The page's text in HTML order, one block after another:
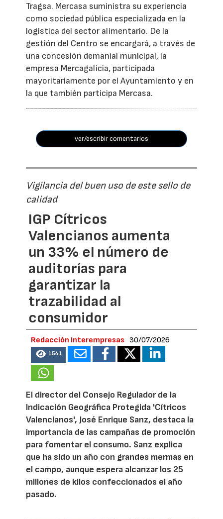
Tragsa. Mercasa suministra su experiencia
como sociedad pública especializada en la
logística del sector alimentario. De la
gestión del Centro se encargará, a través de
una concesión demanial municipal, la
empresa Mercagalicia, participada
mayoritariamente por el Ayuntamiento y en
la que también participa Mercasa.
ver/escribir comentarios
Vigilancia del buen uso de este sello de
calidad
IGP Cítricos
Valencianos aumenta
un 33% el número de
auditorías para
garantizar la
trazabilidad al
consumidor
Redacción Interempresas 30/07/2026
1541
El director del Consejo Regulador de la
Indicación Geográfica Protegida 'Cítricos
Valencianos', José Enrique Sanz, destaca la
importancia de las campañas de promoción
para fomentar el consumo. Sanz explica
que ha sido un año con grandes mermas en
el campo, aunque espera alcanzar los 25
millones de kilos confeccionados el año
pasado.